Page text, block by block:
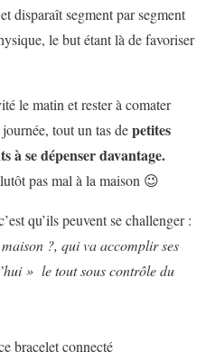
disparaît segment par segment
le but étant là de favoriser
le matin et rester à comater
tout un tas depetites
à se dépenser davantage.
pas mal à la maison 😉
qu’ils peuvent se challenger :
?, qui va accomplir ses
» le tout sous contrôle du
bracelet connecté